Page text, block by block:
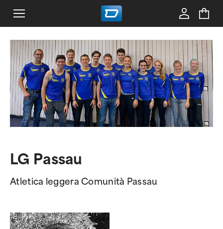
LG Passau
Atletica leggera Comunità Passau